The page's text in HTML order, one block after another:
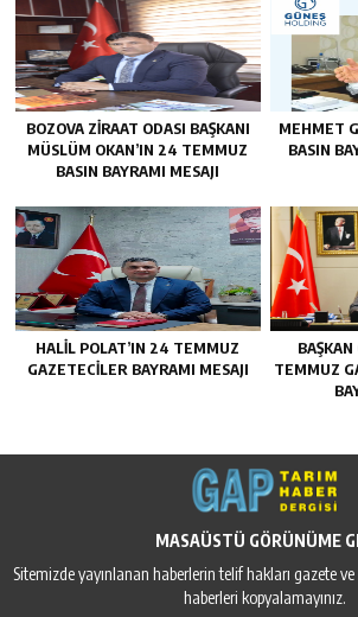
BOZOVA ZİRAAT ODASI BAŞKANI
MÜSLÜM OKAN’IN 24 TEMMUZ
BASIN BAYRAMI MESAJI
MEHMET
BASIN
HALİL POLAT’IN 24 TEMMUZ
GAZETECİLER BAYRAMI MESAJI
TEMMUZ
MASAÜSTÜ GÖRÜNÜME
Sitemizde yayınlanan haberlerin telif hakları gazete
haberleri kopyalamayınız.